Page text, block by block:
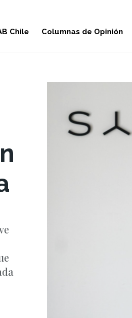
Chile Columnas de Opinión